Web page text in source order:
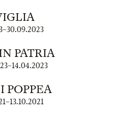
–30.09.2023
PATRIA
–14.04.2023
POPPEA
–13.10.2021